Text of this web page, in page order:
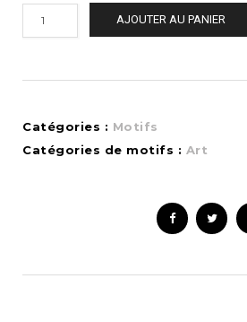
AJOUTER AU PANIER
Catégories : Motifs
Catégories de motifs : Art